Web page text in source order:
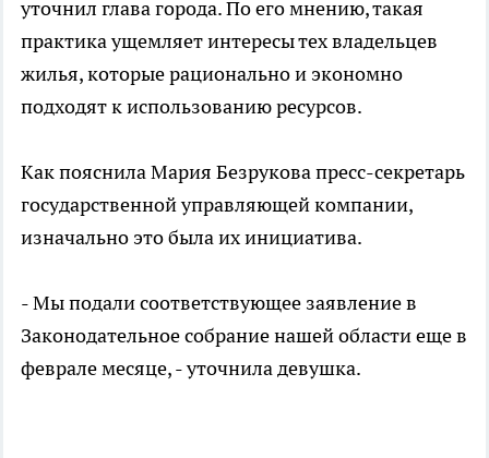
уточнил глава города. По его мнению, такая
практика ущемляет интересы тех владельцев
жилья, которые рационально и экономно
подходят к использованию ресурсов.
Как пояснила Мария Безрукова пресс-секретарь
государственной управляющей компании,
изначально это была их инициатива.
- Мы подали соответствующее заявление в
Законодательное собрание нашей области еще в
феврале месяце, - уточнила девушка.